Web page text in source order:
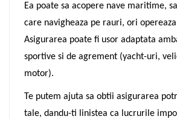
Ea poate sa acopere nave maritime,
care navigheaza pe rauri, ori
Asigurarea poate fi usor adaptata
sportive si de agrement (yacht-uri,
motor).
Te putem ajuta sa obtii asigurarea
tale, dandu-ti linistea ca lucrurile